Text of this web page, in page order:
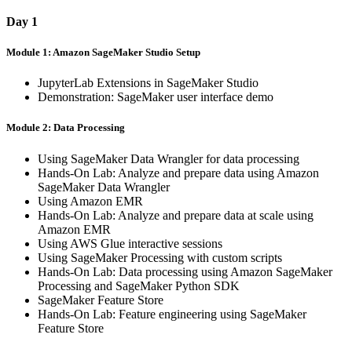
Day 1
Module 1: Amazon SageMaker Studio Setup
JupyterLab Extensions in SageMaker Studio
Demonstration: SageMaker user interface demo
Module 2: Data Processing
Using SageMaker Data Wrangler for data processing
Hands-On Lab: Analyze and prepare data using Amazon
SageMaker Data Wrangler
Using Amazon EMR
Hands-On Lab: Analyze and prepare data at scale using
Amazon EMR
Using AWS Glue interactive sessions
Using SageMaker Processing with custom scripts
Hands-On Lab: Data processing using Amazon SageMaker
Processing and SageMaker Python SDK
SageMaker Feature Store
Hands-On Lab: Feature engineering using SageMaker
Feature Store